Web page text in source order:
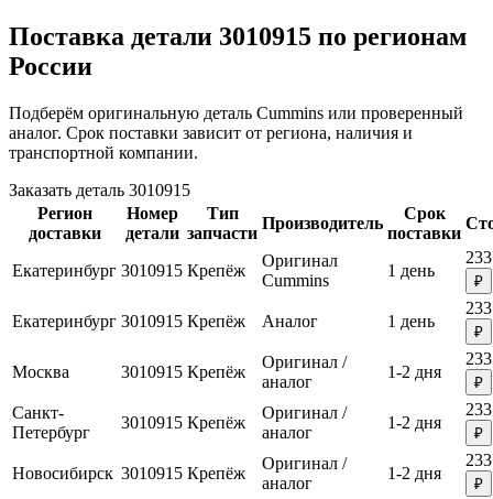
Поставка детали 3010915 по регионам
России
Подберём оригинальную деталь Cummins или проверенный
аналог. Срок поставки зависит от региона, наличия и
транспортной компании.
Заказать деталь 3010915
Регион
доставки
Номер
детали
Тип
запчасти
Производитель
Срок
поставки
Екатеринбург 3010915 Крепёж
Оригинал
Cummins
1 день
₽
Екатеринбург 3010915 Крепёж Аналог 1 день
₽
Москва 3010915 Крепёж
Оригинал /
аналог
1-2 дня
₽
Санкт-
Петербург
3010915 Крепёж
Оригинал /
аналог
1-2 дня
₽
Новосибирск 3010915 Крепёж
Оригинал /
аналог
1-2 дня
₽